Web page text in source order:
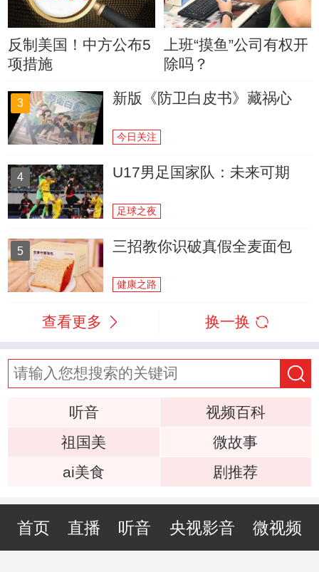
反制美国！中方公布5
项措施
上班“摸鱼”公司有权开
除吗？
3 新版《防卫白皮书》藏祸心
今日关注
4 U17男足国家队：未来可期
足球之夜
5 三招教你识破真假全麦面包
健康之路
查看更多 换一换
听音
视频百科
祖国美
微故事
ai美食
剧推荐
首页 直播 听音 央视影音 微视频